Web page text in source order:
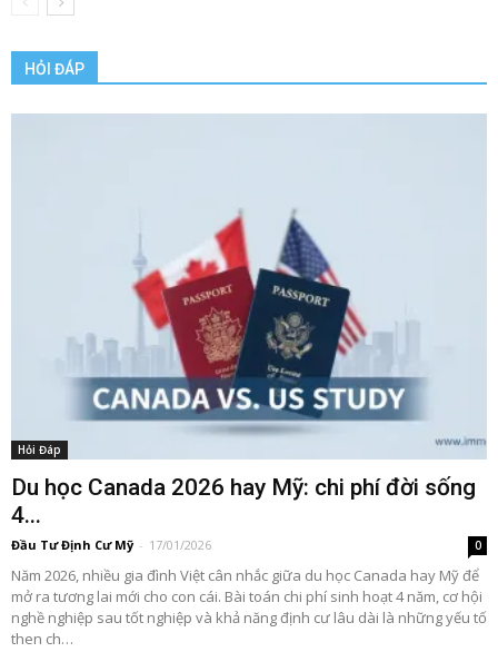
HỎI ĐÁP
Hỏi Đáp
Du học Canada 2026 hay Mỹ: chi phí đời sống
4...
Đầu Tư Định Cư Mỹ - 17/01/2026 0
Năm 2026, nhiều gia đình Việt cân nhắc giữa du học Canada hay Mỹ để
mở ra tương lai mới cho con cái. Bài toán chi phí sinh hoạt 4 năm, cơ hội
nghề nghiệp sau tốt nghiệp và khả năng định cư lâu dài là những yếu tố
then ch…